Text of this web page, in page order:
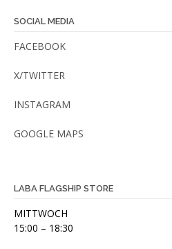
SOCIAL MEDIA
FACEBOOK
X/TWITTER
INSTAGRAM
GOOGLE MAPS
LABA FLAGSHIP STORE
MITTWOCH
15:00 – 18:30